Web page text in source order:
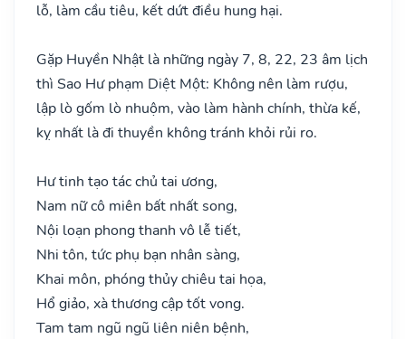
lỗ, làm cầu tiêu, kết dứt điều hung hại.
Gặp Huyền Nhật là những ngày 7, 8, 22, 23 âm lịch
thì Sao Hư phạm Diệt Một: Không nên làm rượu,
lập lò gốm lò nhuộm, vào làm hành chính, thừa kế,
kỵ nhất là đi thuyền không tránh khỏi rủi ro.
Hư tinh tạo tác chủ tai ương,
Nam nữ cô miên bất nhất song,
Nội loạn phong thanh vô lễ tiết,
Nhi tôn, tức phụ bạn nhân sàng,
Khai môn, phóng thủy chiêu tai họa,
Hổ giảo, xà thương cập tốt vong.
Tam tam ngũ ngũ liên niên bệnh,